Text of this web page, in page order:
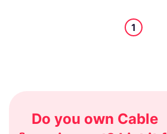
1
Do you own Cable